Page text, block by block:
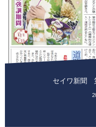
セイワ新聞